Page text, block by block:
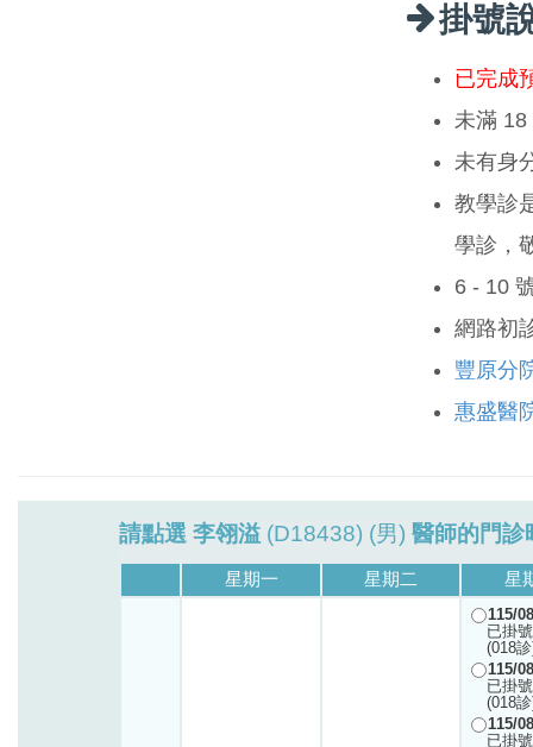
掛號
已完成
未滿 18
未有身
教學診
學診，
6 - 10
網路初
豐原分
惠盛醫